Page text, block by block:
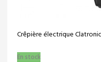
Crêpière électrique
En stock